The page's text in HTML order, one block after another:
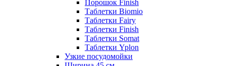
Порошок Finish
Таблетки Biomio
Таблетки Fairy
Таблетки Finish
Таблетки Somat
Таблетки Yplon
Узкие посудомойки